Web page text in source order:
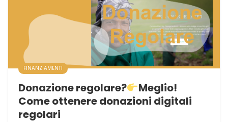
FINANZIAMENTI
Donazione regolare?
Meglio!
Come ottenere donazioni digitali
regolari